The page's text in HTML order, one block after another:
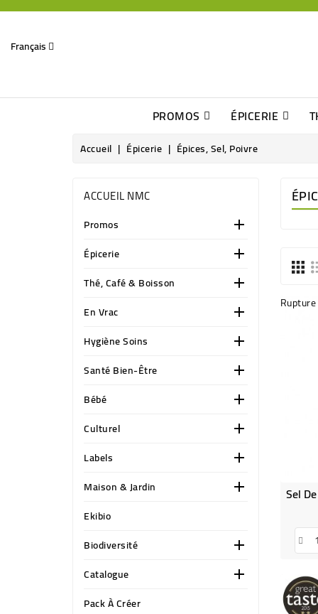
Français
PROMOS ÉPICERIE
Accueil Épicerie Épices, Sel, Poivre
ACCUEIL NMC
Promos 
Épicerie 
Thé, Café & Boisson 
En Vrac 
Hygiène Soins 
Santé Bien-Être 
Bébé 
Culturel 
Labels 
Maison & Jardin 
Ekibio
Biodiversité

Catalogue 
Pack À Créer